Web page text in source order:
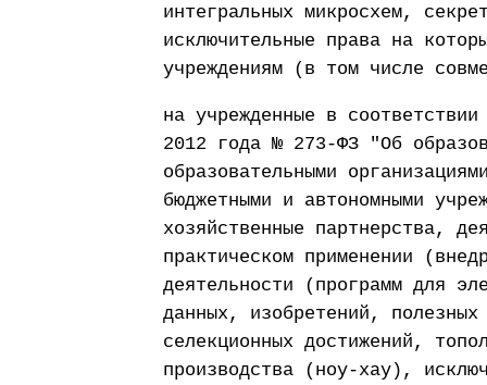
интегральных микросхем,
исключительные права на
учреждениям (в том числе
на учрежденные в
2012 года № 273-ФЗ "Об
образовательными
бюджетными и автономными
хозяйственные партнерства,
практическом применении
деятельности (программ для
данных, изобретений,
селекционных достижений,
производства (ноу-хау),